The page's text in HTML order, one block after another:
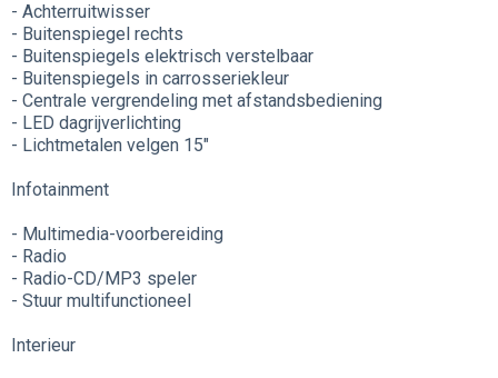
- Achterruitwisser
- Buitenspiegel rechts
- Buitenspiegels elektrisch verstelbaar
- Buitenspiegels in carrosseriekleur
- Centrale vergrendeling met afstandsbediening
- LED dagrijverlichting
- Lichtmetalen velgen 15"
Infotainment
- Multimedia-voorbereiding
- Radio
- Radio-CD/MP3 speler
- Stuur multifunctioneel
Interieur